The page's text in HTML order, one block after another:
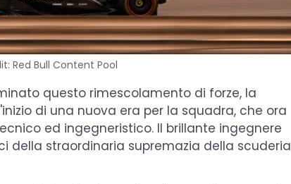
Red Bull Content Pool
questo rimescolamento di forze, la
di una nuova era per la squadra, che ora
ed ingegneristico. Il brillante ingegnere
della straordinaria supremazia della scuderia